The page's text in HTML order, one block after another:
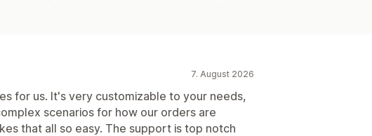
7. August 2026
for us. It's very customizable to your needs,
scenarios for how our orders are
that all so easy. The support is top notch